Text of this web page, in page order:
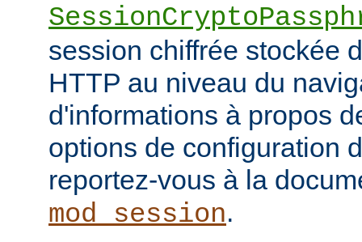
session chiffrée stockée
HTTP au niveau du
d'informations à propos
options de configuration
reportez-vous à la
mod_session.